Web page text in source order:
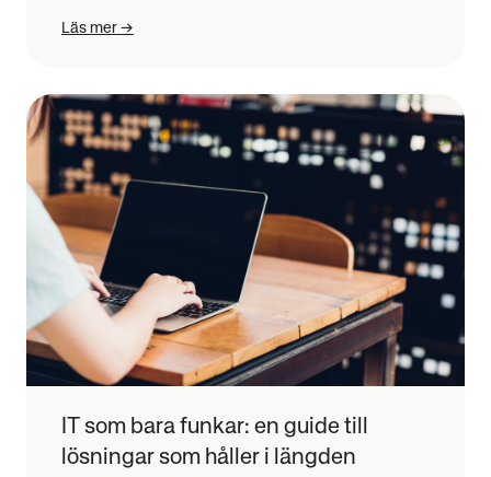
Läs mer
IT som bara funkar: en guide till
lösningar som håller i längden